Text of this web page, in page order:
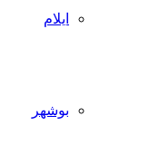
ایلام
بوشهر